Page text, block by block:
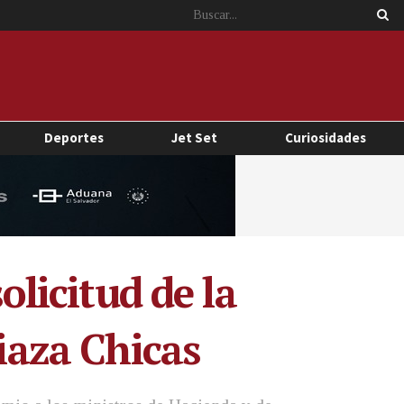
Deportes Jet Set Curiosidades
de la
Chicas